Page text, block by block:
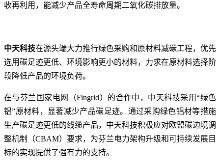
收再利用，能减少产品全寿命周期二氧化碳排放量。
中天科技在源头端大力推行绿色采购和原材料减碳工程，优先
选用碳足迹更低、环境影响更小的材料，力求在原材料选择阶
段降低产品的环境负荷。
在与芬兰国家电网（Fingrid）的合作中，中天科技采用“绿色
铝”原材料，显著减少产品碳足迹。通过采购绿色铝材等措施
生产碳足迹更低的线缆产品，中天科技积极应对欧盟碳边境调
整机制（CBAM）要求，为芬兰电力架构升级和可持续发展目
标的实现提供了强有力的支持。